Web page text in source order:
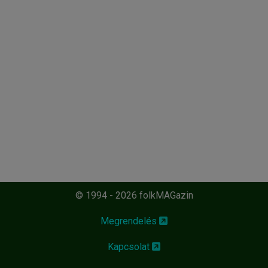
© 1994 - 2026 folkMAGazin
Megrendelés
Kapcsolat